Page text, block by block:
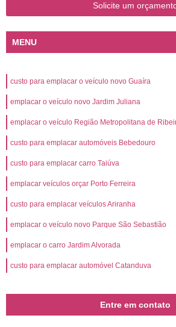
Solicite um
MENU
custo para emplacar o veículo novo Guaíra
emplacar o veículo novo Jardim Juliana
emplacar o veículo Região Metropolitana de
custo para emplacar automóveis Bebedouro
custo para emplacar carro Taiúva
emplacar veículos orçar Porto Ferreira
custo para emplacar veículos Ariranha
emplacar o veículo novo Parque São Sebastião
emplacar o carro Jardim Alvorada
custo para emplacar automóvel Catanduva
Entre em contato